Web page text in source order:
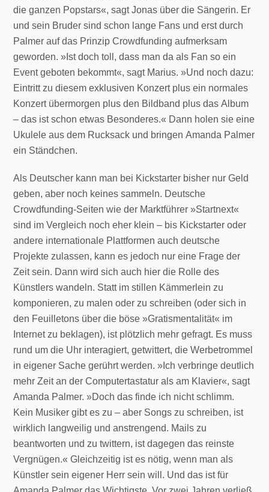
die ganzen Popstars«, sagt Jonas über die Sängerin. Er
und sein Bruder sind schon lange Fans und erst durch
Palmer auf das Prinzip Crowdfunding aufmerksam
geworden. »Ist doch toll, dass man da als Fan so ein
Event geboten bekommt«, sagt Marius. »Und noch dazu:
Eintritt zu diesem exklusiven Konzert plus ein normales
Konzert übermorgen plus den Bildband plus das Album
– das ist schon etwas Besonderes.« Dann holen sie eine
Ukulele aus dem Rucksack und bringen Amanda Palmer
ein Ständchen.
Als Deutscher kann man bei Kickstarter bisher nur Geld
geben, aber noch keines sammeln. Deutsche
Crowdfunding-Seiten wie der Marktführer »Startnext«
sind im Vergleich noch eher klein – bis Kickstarter oder
andere internationale Plattformen auch deutsche
Projekte zulassen, kann es jedoch nur eine Frage der
Zeit sein. Dann wird sich auch hier die Rolle des
Künstlers wandeln. Statt im stillen Kämmerlein zu
komponieren, zu malen oder zu schreiben (oder sich in
den Feuilletons über die böse »Gratismentalität« im
Internet zu beklagen), ist plötzlich mehr gefragt. Es muss
rund um die Uhr interagiert, getwittert, die Werbetrommel
in eigener Sache gerührt werden. »Ich verbringe deutlich
mehr Zeit an der Computertastatur als am Klavier«, sagt
Amanda Palmer. »Doch das finde ich nicht schlimm.
Kein Musiker gibt es zu – aber Songs zu schreiben, ist
wirklich langweilig und anstrengend. Mails zu
beantworten und zu twittern, ist dagegen das reinste
Vergnügen.« Gleichzeitig ist es nötig, wenn man als
Künstler sein eigener Herr sein will. Und das ist für